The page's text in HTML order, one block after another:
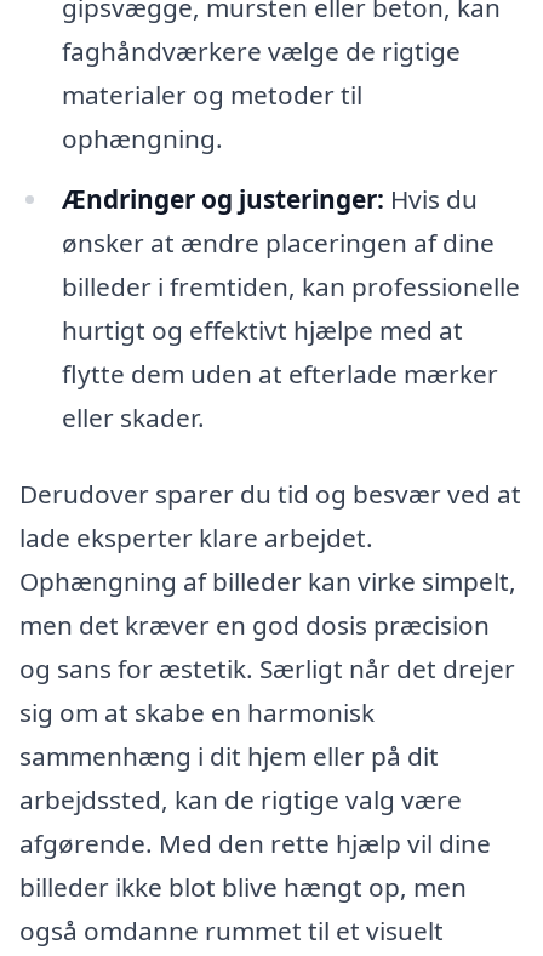
gipsvægge, mursten eller beton, kan
faghåndværkere vælge de rigtige
materialer og metoder til
ophængning.
Ændringer og justeringer: Hvis du
ønsker at ændre placeringen af dine
billeder i fremtiden, kan professionelle
hurtigt og effektivt hjælpe med at
flytte dem uden at efterlade mærker
eller skader.
Derudover sparer du tid og besvær ved at
lade eksperter klare arbejdet.
Ophængning af billeder kan virke simpelt,
men det kræver en god dosis præcision
og sans for æstetik. Særligt når det drejer
sig om at skabe en harmonisk
sammenhæng i dit hjem eller på dit
arbejdssted, kan de rigtige valg være
afgørende. Med den rette hjælp vil dine
billeder ikke blot blive hængt op, men
også omdanne rummet til et visuelt